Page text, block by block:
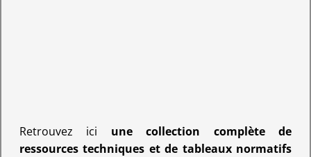
Retrouvez ici une collection complète de
ressources techniques et de tableaux normatifs